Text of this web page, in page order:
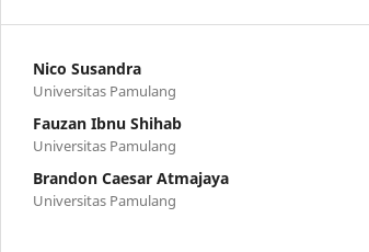
Nico Susandra
Universitas Pamulang
Fauzan Ibnu Shihab
Universitas Pamulang
Brandon Caesar Atmajaya
Universitas Pamulang